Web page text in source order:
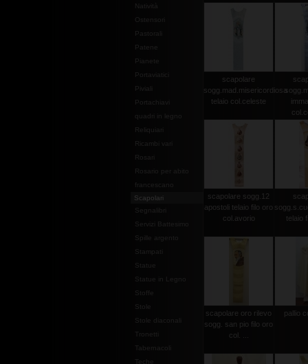
Natività
Ostensori
Pastorali
Patene
Pianete
Portaviatici
Piviali
Portachiavi
quadri in legno
Reliquiari
Ricambi vari
Rosari
Rosario per abito
francescano
Scapolari
Segnalibri
Servizi Battesimo
Spille argento
Stampati
Statue
Statue in Legno
Stoffe
Stole
Stole diaconali
Tabernacoli
scapolare
sogg.mad.misericordiosa
telaio col.celeste
scapolare sogg.12
apostoli telaio filo oro
col.avorio
telaio
scapolare oro rilevo
sogg. san pio filo oro
col. ...
pallio